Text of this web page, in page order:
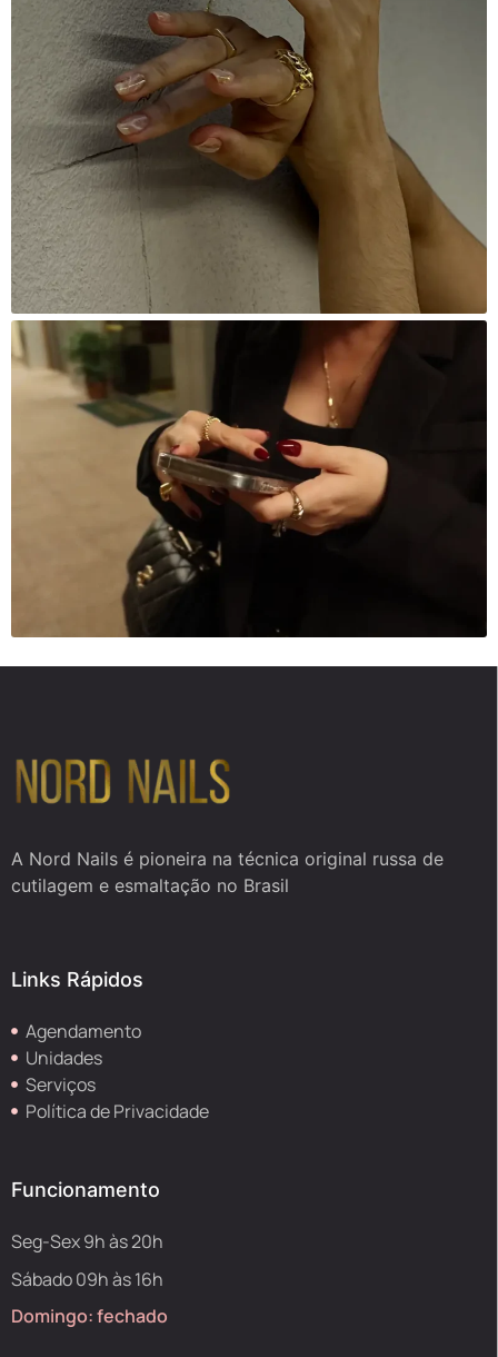
A Nord Nails é pioneira na técnica original russa de
cutilagem e esmaltação no Brasil
Links Rápidos
Agendamento
Unidades
Serviços
Política de Privacidade
Funcionamento
Seg-Sex 9h às 20h
Sábado 09h às 16h
Domingo: fechado